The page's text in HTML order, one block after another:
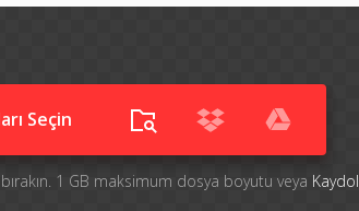
Seçin
1 GB maksimum dosya boyutu veya Kaydol